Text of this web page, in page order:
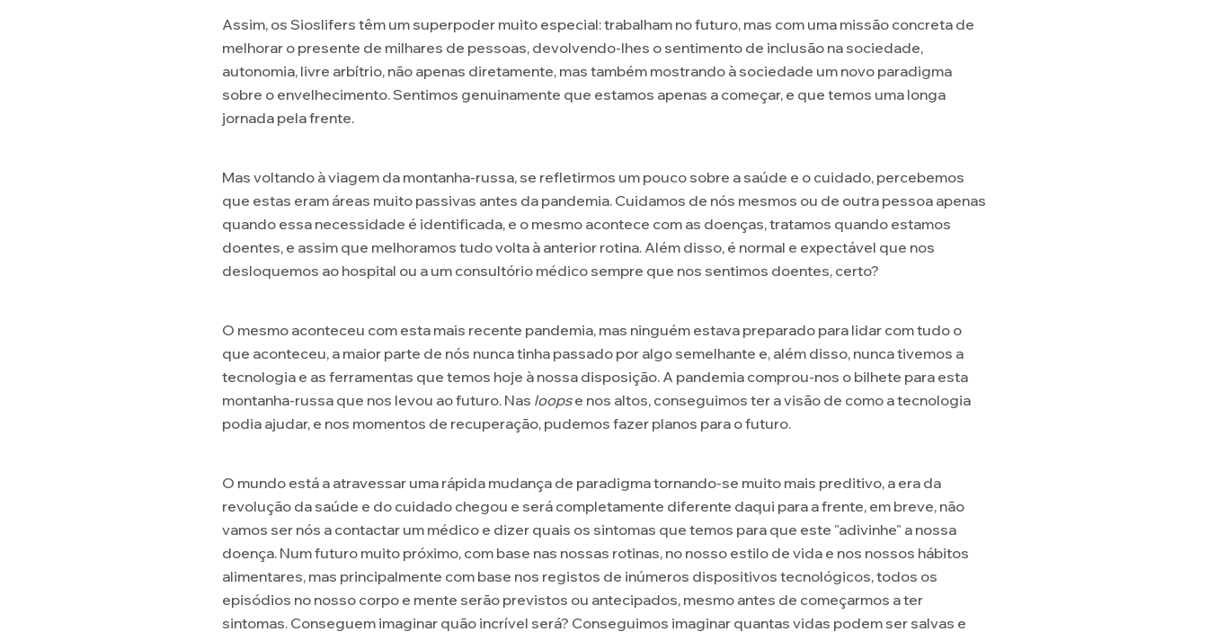
Assim, os Sioslifers têm um superpoder muito especial: trabalham no futuro, mas com uma missão concreta de
melhorar o presente de milhares de pessoas, devolvendo-lhes o sentimento de inclusão na sociedade,
autonomia, livre arbítrio, não apenas diretamente, mas também mostrando à sociedade um novo paradigma
sobre o envelhecimento. Sentimos genuinamente que estamos apenas a começar, e que temos uma longa
jornada pela frente.
Mas voltando à viagem da montanha-russa, se refletirmos um pouco sobre a saúde e o cuidado, percebemos
que estas eram áreas muito passivas antes da pandemia. Cuidamos de nós mesmos ou de outra pessoa apenas
quando essa necessidade é identificada, e o mesmo acontece com as doenças, tratamos quando estamos
doentes, e assim que melhoramos tudo volta à anterior rotina. Além disso, é normal e expectável que nos
desloquemos ao hospital ou a um consultório médico sempre que nos sentimos doentes, certo?
O mesmo aconteceu com esta mais recente pandemia, mas ninguém estava preparado para lidar com tudo o
que aconteceu, a maior parte de nós nunca tinha passado por algo semelhante e, além disso, nunca tivemos a
tecnologia e as ferramentas que temos hoje à nossa disposição. A pandemia comprou-nos o bilhete para esta
montanha-russa que nos levou ao futuro. Nas loopse nos altos, conseguimos ter a visão de como a tecnologia
podia ajudar, e nos momentos de recuperação, pudemos fazer planos para o futuro.
O mundo está a atravessar uma rápida mudança de paradigma tornando-se muito mais preditivo, a era da
revolução da saúde e do cuidado chegou e será completamente diferente daqui para a frente, em breve, não
vamos ser nós a contactar um médico e dizer quais os sintomas que temos para que este "adivinhe" a nossa
doença. Num futuro muito próximo, com base nas nossas rotinas, no nosso estilo de vida e nos nossos hábitos
alimentares, mas principalmente com base nos registos de inúmeros dispositivos tecnológicos, todos os
episódios no nosso corpo e mente serão previstos ou antecipados, mesmo antes de começarmos a ter
sintomas. Conseguem imaginar quão incrível será? Conseguimos imaginar quantas vidas podem ser salvas e